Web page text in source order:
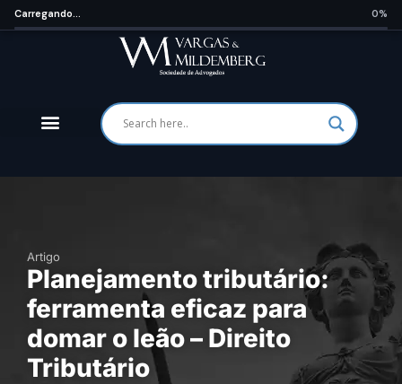
Artigo
Planejamento tributário:
ferramenta eficaz para
domar o leão – Direito
Tributário
Carregando... 0%